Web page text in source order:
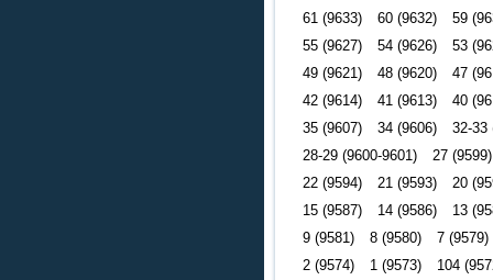
61 (9633)
60 (9632)
59
55 (9627)
54 (9626)
53
49 (9621)
48 (9620)
47
42 (9614)
41 (9613)
40
35 (9607)
34 (9606)
32-33
28-29 (9600-9601)
27 (9599)
22 (9594)
21 (9593)
20
15 (9587)
14 (9586)
13
9 (9581)
8 (9580)
7 (9579)
2 (9574)
1 (9573)
104